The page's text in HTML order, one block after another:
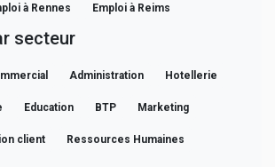
à Rennes Emploi à Reims
secteur
Administration Hotellerie
Education BTP Marketing
client Ressources Humaines